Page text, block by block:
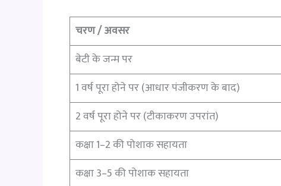
चरण / अवसर
बेटी के जन्म पर
1 वर्ष पूरा होने पर (आधार पंजीकरण के बाद)
2 वर्ष पूरा होने पर (टीकाकरण उपरांत)
कक्षा 1–2 की पोशाक सहायता
कक्षा 3–5 की पोशाक सहायता